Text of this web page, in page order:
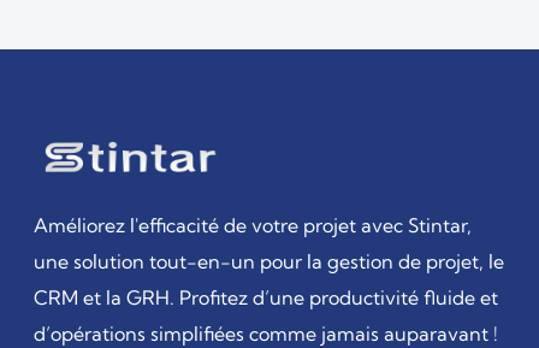
Améliorez l'efficacité de votre projet avec Stintar,
une solution tout-en-un pour la gestion de projet, le
CRM et la GRH. Profitez d’une productivité fluide et
d’opérations simplifiées comme jamais auparavant !